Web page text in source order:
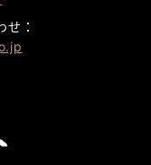
せ：